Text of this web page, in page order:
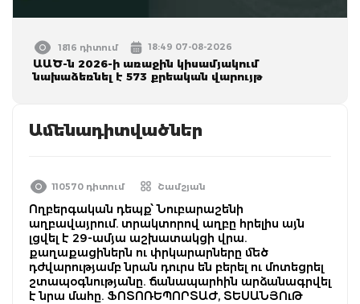
1816 դիտում 18:49 07-08-2026
ԱԱԾ-ն 2026-ի առաջին կիսամյակում
նախաձեռնել է 573 քրեական վարույթ
Ամենադիտվածներ
110570 դիտում Շամշյան
Ողբերգական դեպք՝ Նուբարաշենի
աղբավայրում. տրակտորով աղբը հրելիս այն
լցվել է 29-ամյա աշխատակցի վրա.
քաղաքացիներն ու փրկարարները մեծ
դժվարությամբ նրան դուրս են բերել ու մոտեցրել
շտապօգնությանը. ճանապարհին արձանագրվել
է նրա մահը. ՖՈՏՈՌԵՊՈՐՏԱԺ, ՏԵՍԱՆՅՈւԹ